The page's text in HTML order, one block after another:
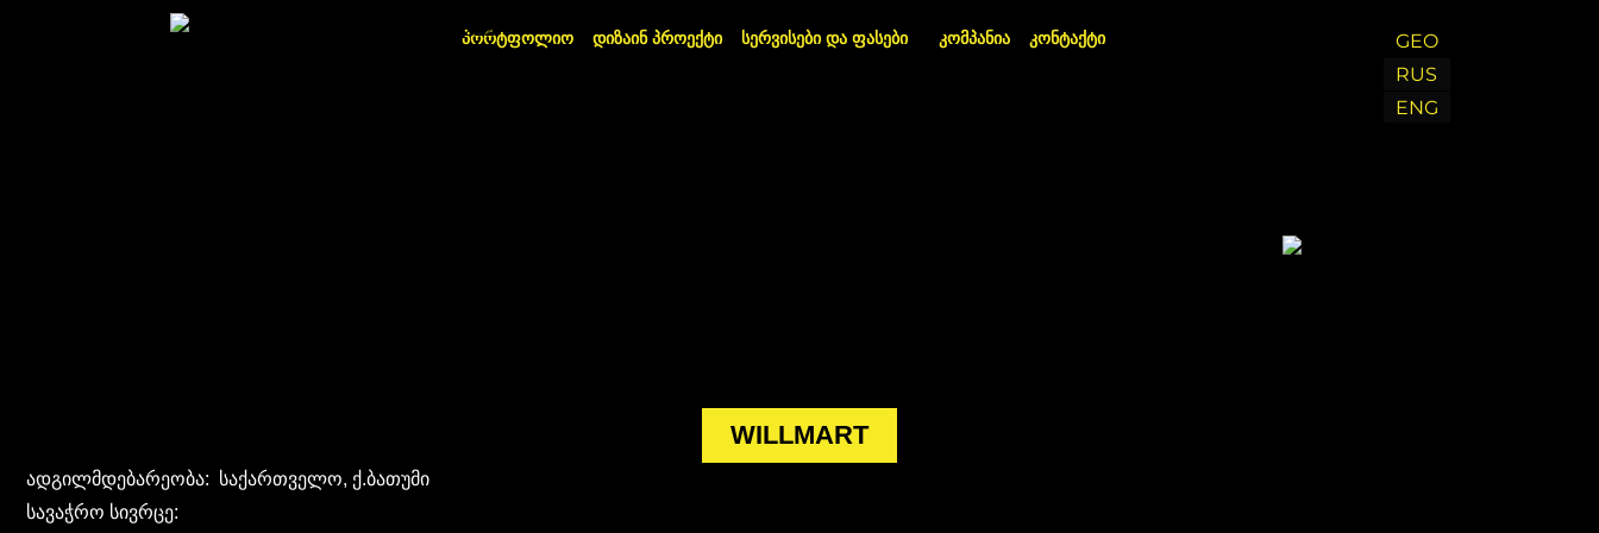
პორტფოლიო დიზაინ პროექტი სერვისები და ფასები კომპანია კონტაქტი
GEO
RUS
ENG
WILLMART
ადგილმდებარეობა: საქართველო, ქ.ბათუმი
სავაჭრო სივრცე: